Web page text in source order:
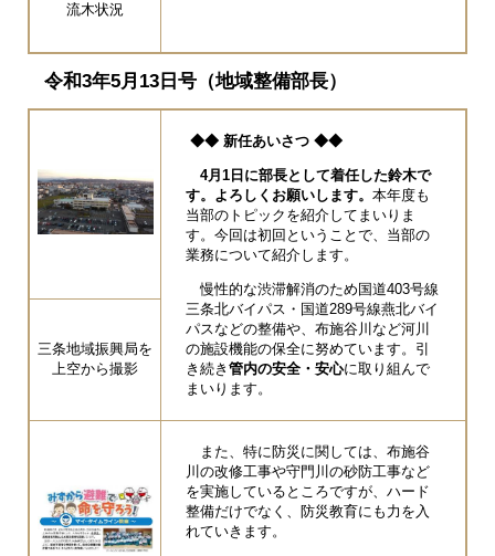
流木状況
令和3年5月13日号（地域整備部長）
◆◆ 新任あいさつ ◆◆
4月1日に部長として着任した鈴木で
す。よろしくお願いします。 本年度も
当部のトピックを紹介してまいりま
す。今回は初回ということで、当部の
業務について紹介します。
慢性的な渋滞解消のため国道403号線
三条北バイパス・国道289号線燕北バイ
パスなどの整備や、布施谷川など河川
の施設機能の保全に努めています。引
き続き 管内の安全・安心に取り組んで
まいります。
三条地域振興局を
上空から撮影
また、特に防災に関しては、布施谷
川の改修工事や守門川の砂防工事など
を実施しているところですが、ハード
整備だけでなく、防災教育にも力を入
れていきます。